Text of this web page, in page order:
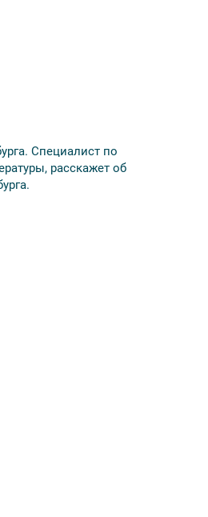
Специалист по
расскажет об